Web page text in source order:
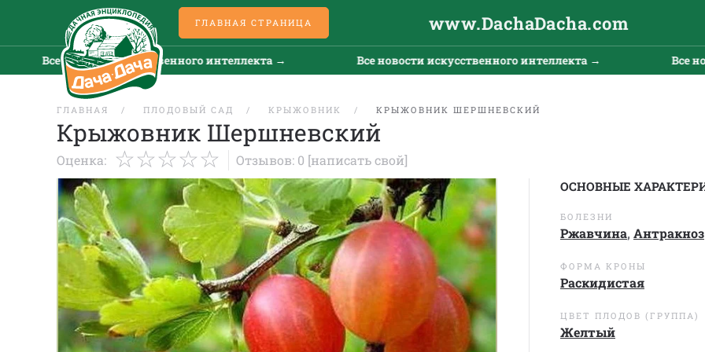
ГЛАВНАЯ СТРАНИЦА www.DachaDacha.com
Все новости искусственного интеллекта → Все новости искусственного интеллекта → Все
ГЛАВНАЯ ПЛОДОВЫЙ САД КРЫЖОВНИК КРЫЖОВНИК ШЕРШНЕВСКИЙ
Крыжовник Шершневский
Оценка: Отзывов: 0 [написать свой]
ОСНОВНЫЕ
БОЛЕЗНИ
Ржавчина, Антракноз
ФОРМА КРОНЫ
Раскидистая
ЦВЕТ ПЛОДОВ (ГРУППА)
Желтый